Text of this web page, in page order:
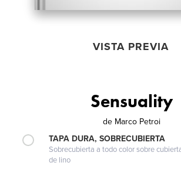
VISTA PREVIA
Sensuality
de Marco Petroi
TAPA DURA, SOBRECUBIERTA
Sobrecubierta a todo color sobre
de lino